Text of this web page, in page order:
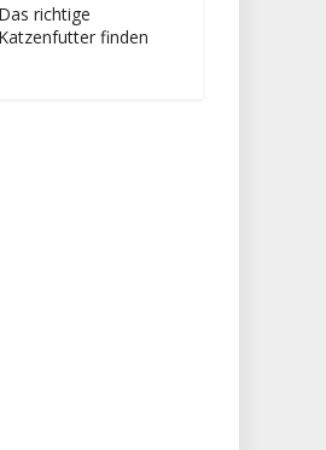
Das richtige
Katzenfutter finden